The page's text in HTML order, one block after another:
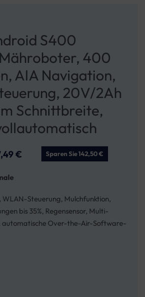
S400
400
AIA Navigation,
20V/2Ah
Schnittbreite,
€ Sparen Sie 142,50 €
Steuerung, Mulchfunktion,
bis 35%, Regensensor, Multi-
automatische Over-the-Air-Software-